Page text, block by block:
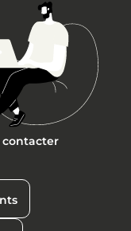
contacter